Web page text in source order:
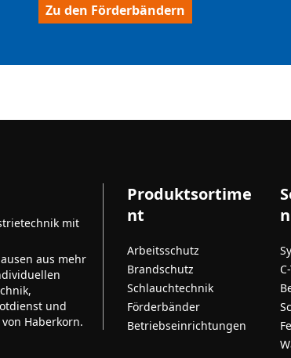
Zu den Förderbändern
mit
aus mehr
und
Haberkorn.
Produktsortime
nt
Arbeitsschutz
Brandschutz
Schlauchtechnik
Förderbänder
Betriebseinrichtungen
n